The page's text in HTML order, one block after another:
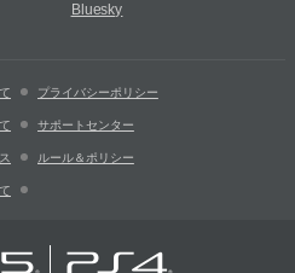
Bluesky
プライバシーポリシー
サポートセンター
ルール＆ポリシー